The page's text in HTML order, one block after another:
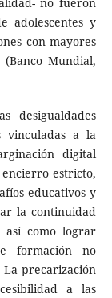
adolescentes y
con mayores
Mundial,
desigualdades
vinculadas a la
digital
estricto,
educativos y
la continuidad
así como lograr
formación no
La precarización
a las